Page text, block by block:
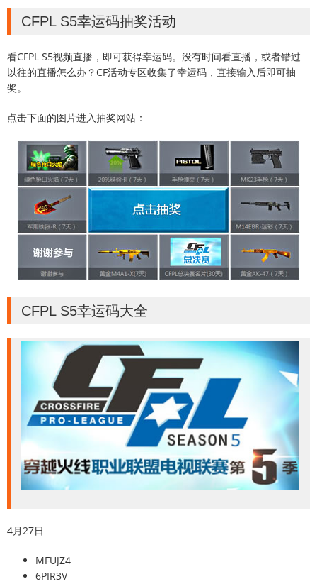
CFPL S5幸运码抽奖活动
看CFPL S5视频直播，即可获得幸运码。没有时间看直播，或者错过
以往的直播怎么办？CF活动专区收集了幸运码，直接输入后即可抽
奖。
点击下面的图片进入抽奖网站：
CFPL S5幸运码大全
4月27日
MFUJZ4
6PIR3V